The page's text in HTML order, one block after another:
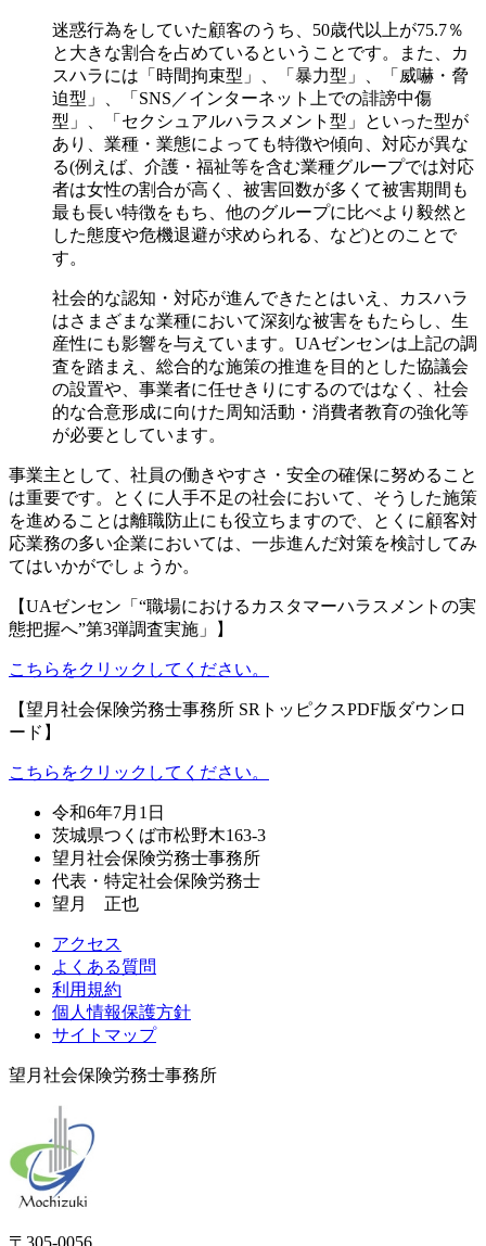
迷惑行為をしていた顧客のうち、50歳代以上が75.7％
と大きな割合を占めているということです。また、カ
スハラには「時間拘束型」、「暴力型」、「威嚇・脅
迫型」、「SNS／インターネット上での誹謗中傷
型」、「セクシュアルハラスメント型」といった型が
あり、業種・業態によっても特徴や傾向、対応が異な
る(例えば、介護・福祉等を含む業種グループでは対応
者は女性の割合が高く、被害回数が多くて被害期間も
最も長い特徴をもち、他のグループに比べより毅然と
した態度や危機退避が求められる、など)とのことで
す。
社会的な認知・対応が進んできたとはいえ、カスハラ
はさまざまな業種において深刻な被害をもたらし、生
産性にも影響を与えています。UAゼンセンは上記の調
査を踏まえ、総合的な施策の推進を目的とした協議会
の設置や、事業者に任せきりにするのではなく、社会
的な合意形成に向けた周知活動・消費者教育の強化等
が必要としています。
事業主として、社員の働きやすさ・安全の確保に努めること
は重要です。とくに人手不足の社会において、そうした施策
を進めることは離職防止にも役立ちますので、とくに顧客対
応業務の多い企業においては、一歩進んだ対策を検討してみ
てはいかがでしょうか。
【UAゼンセン「“職場におけるカスタマーハラスメントの実
態把握へ”第3弾調査実施」】
こちらをクリックしてください。
【望月社会保険労務士事務所 SRトッピクスPDF版ダウンロ
ード】
こちらをクリックしてください。
令和6年7月1日
茨城県つくば市松野木163-3
望月社会保険労務士事務所
代表・特定社会保険労務士
望月 正也
アクセス
よくある質問
利用規約
個人情報保護方針
サイトマップ
望月社会保険労務士事務所
〒305-0056